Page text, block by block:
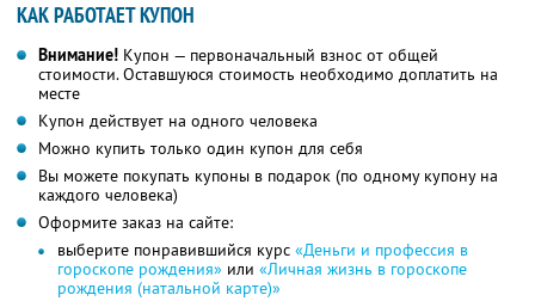
КАК РАБОТАЕТ КУПОН
Внимание! Купон — первоначальный взнос от общей
стоимости. Оставшуюся стоимость необходимо доплатить на
месте
Купон действует на одного человека
Можно купить только один купон для себя
Вы можете покупать купоны в подарок (по одному купону на
каждого человека)
Оформите заказ на сайте:
выберите понравившийся курс «Деньги и профессия в
гороскопе рождения» или «Личная жизнь в гороскопе
рождения (натальной карте)»